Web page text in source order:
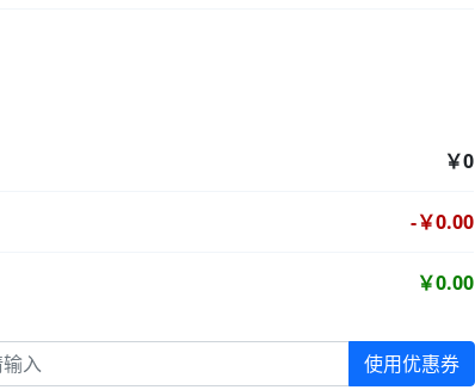
￥0
-￥0.00
￥0.00
使用优惠券